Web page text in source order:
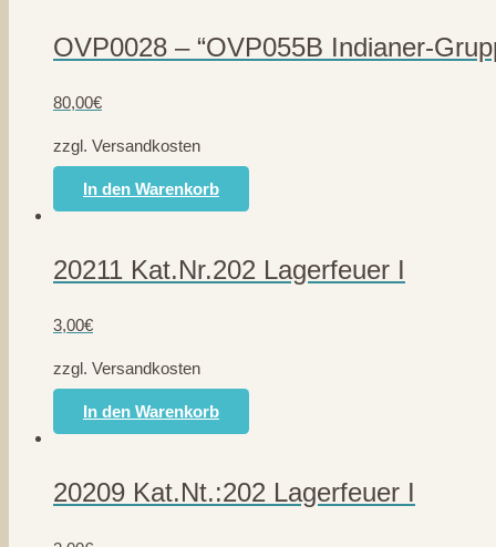
OVP0028 – “OVP055B Indianer-
80,00€
zzgl. Versandkosten
In den Warenkorb
20211 Kat.Nr.202 Lagerfeuer I
3,00€
zzgl. Versandkosten
In den Warenkorb
20209 Kat.Nt.:202 Lagerfeuer I